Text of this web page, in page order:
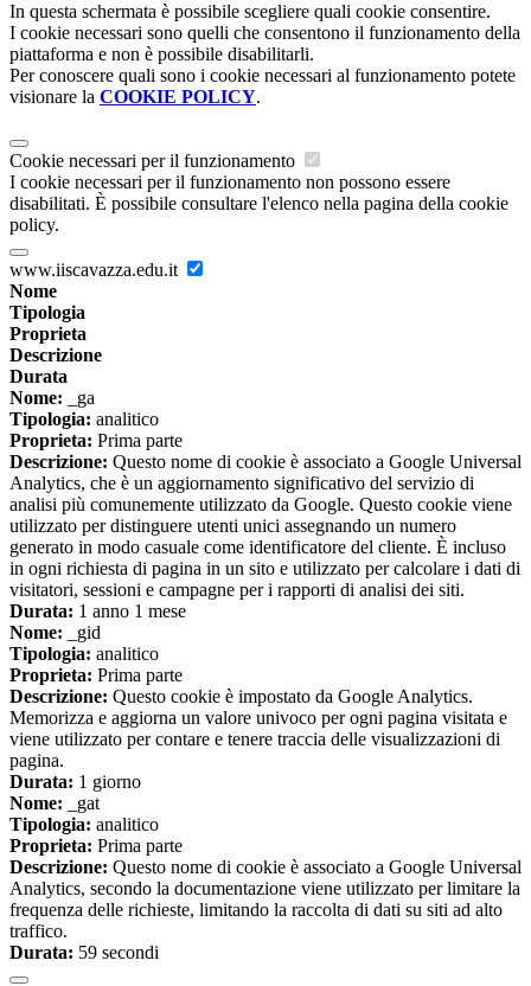
In questa schermata è possibile scegliere quali cookie consentire.
I cookie necessari sono quelli che consentono il funzionamento della
piattaforma e non è possibile disabilitarli.
Per conoscere quali sono i cookie necessari al funzionamento potete
visionare la COOKIE POLICY.
Cookie necessari per il funzionamento
I cookie necessari per il funzionamento non possono essere
disabilitati. È possibile consultare l'elenco nella pagina della cookie
policy.
www.iiscavazza.edu.it
Nome
Tipologia
Proprieta
Descrizione
Durata
Nome: _ga
Tipologia: analitico
Proprieta: Prima parte
Descrizione: Questo nome di cookie è associato a Google Universal
Analytics, che è un aggiornamento significativo del servizio di
analisi più comunemente utilizzato da Google. Questo cookie viene
utilizzato per distinguere utenti unici assegnando un numero
generato in modo casuale come identificatore del cliente. È incluso
in ogni richiesta di pagina in un sito e utilizzato per calcolare i dati di
visitatori, sessioni e campagne per i rapporti di analisi dei siti.
Durata: 1 anno 1 mese
Nome: _gid
Tipologia: analitico
Proprieta: Prima parte
Descrizione: Questo cookie è impostato da Google Analytics.
Memorizza e aggiorna un valore univoco per ogni pagina visitata e
viene utilizzato per contare e tenere traccia delle visualizzazioni di
pagina.
Durata: 1 giorno
Nome: _gat
Tipologia: analitico
Proprieta: Prima parte
Descrizione: Questo nome di cookie è associato a Google Universal
Analytics, secondo la documentazione viene utilizzato per limitare la
frequenza delle richieste, limitando la raccolta di dati su siti ad alto
traffico.
Durata: 59 secondi